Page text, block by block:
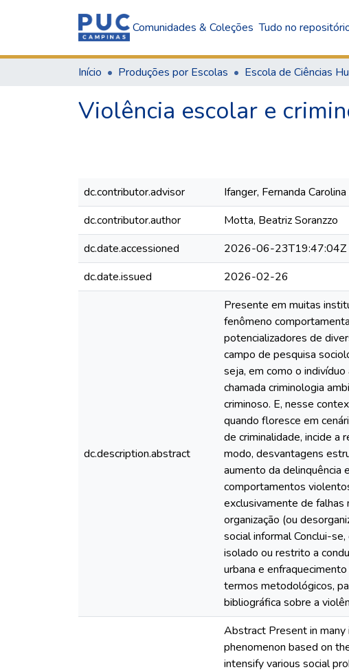
Comunidades & Coleções Tudo no
Início Produções por Escolas
Violência escolar e
dc.contributor.advisor
Ifanger, Fernanda
dc.contributor.author
Motta, Beatriz Soranzzo
dc.date.accessioned
2026-06-23T19:47:04Z
dc.date.issued
2026-02-26
dc.description.abstract
Presente em muitas
fenômeno
potencializadores de
campo de pesquisa
seja, em como o
chamada criminologia
criminoso. E, nesse
quando floresce em
de criminalidade, incide a
modo, desvantagens
aumento da delinquência
comportamentos
exclusivamente de falhas
organização (ou
social informal Conclui-
isolado ou restrito a
urbana e
termos metodológicos,
bibliográfica sobre a
Abstract Present in many
phenomenon based on
intensify various social